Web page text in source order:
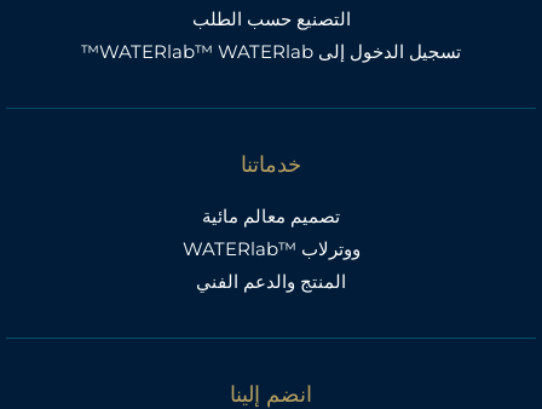
التصنيع حسب الطلب
تسجيل الدخول إلى WATERlab™ WATERlab™
خدماتنا
تصميم معالم مائية
ووترلاب ™WATERlab
المنتج والدعم الفني
انضم إلينا